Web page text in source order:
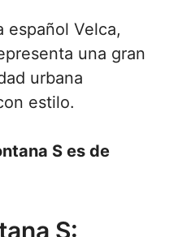
español Velca,
una gran
urbana
estilo.
S es de
S: